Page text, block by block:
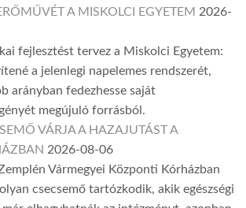
A MISKOLCI EGYETEM 2026-
fejlesztést tervez a Miskolci Egyetem:
a jelenlegi napelemes rendszerét,
arányban fedezhesse saját
megújuló forrásból.
VÁRJA A HAZAJUTÁST A
2026-08-06
Vármegyei Központi Kórházban
csecsemő tartózkodik, akik egészségi